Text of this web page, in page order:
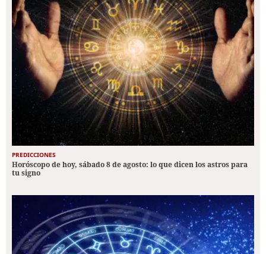
PREDICCIONES
Horóscopo de hoy, sábado 8 de agosto: lo que dicen los astros para
tu signo